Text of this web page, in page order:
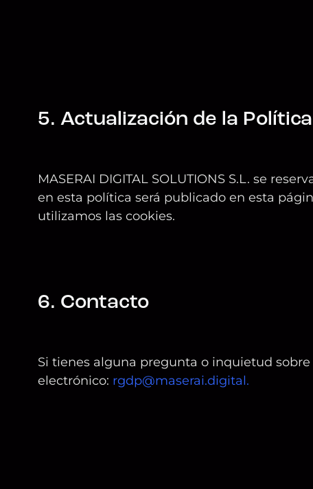
5. Actualización de la
MASERAI DIGITAL SOLUTIONS S.L. se
en esta política será publicado en esta
utilizamos las cookies.
6. Contacto
Si tienes alguna pregunta o inquietud
electrónico: rgdp@maserai.digital.